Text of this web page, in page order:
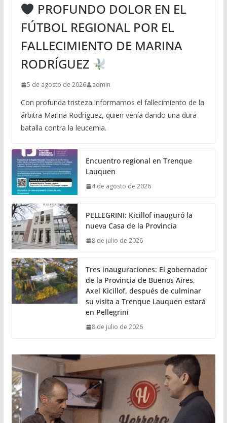
PROFUNDO DOLOR EN EL
FÚTBOL REGIONAL POR EL
FALLECIMIENTO DE MARINA
RODRÍGUEZ
5 de agosto de 2026 admin
Con profunda tristeza informamos el fallecimiento de la
árbitra Marina Rodríguez, quien venía dando una dura
batalla contra la leucemia.
Encuentro regional en Trenque
Lauquen
4 de agosto de 2026
PELLEGRINI: Kicillof inauguró la
nueva Casa de la Provincia
8 de julio de 2026
Tres inauguraciones: El gobernador
de la Provincia de Buenos Aires,
Axel Kicillof, después de culminar
su visita a Trenque Lauquen estará
en Pellegrini
8 de julio de 2026